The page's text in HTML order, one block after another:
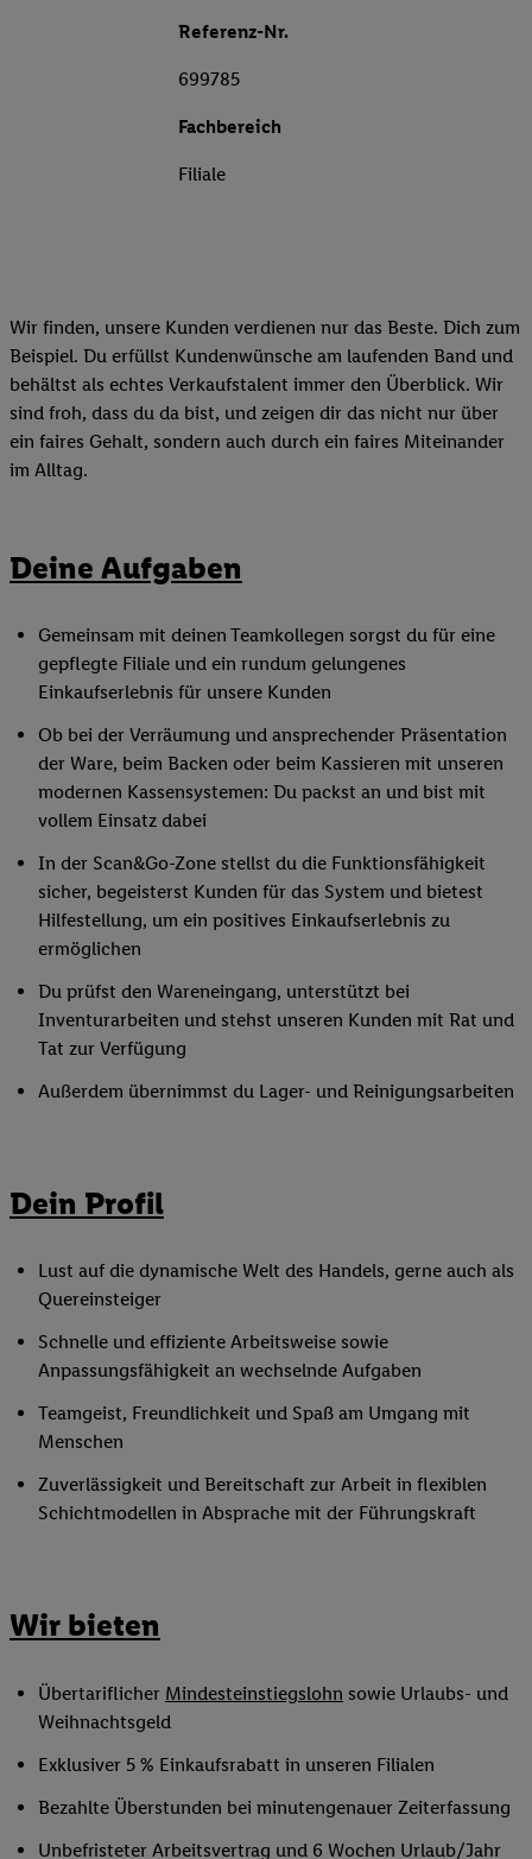
Referenz-Nr.
699785
Fachbereich
Filiale
Wir finden, unsere Kunden verdienen nur das Beste. Dich zum
Beispiel. Du erfüllst Kundenwünsche am laufenden Band und
behältst als echtes Verkaufstalent immer den Überblick. Wir
sind froh, dass du da bist, und zeigen dir das nicht nur über
ein faires Gehalt, sondern auch durch ein faires Miteinander
im Alltag.
Deine Aufgaben
Gemeinsam mit deinen Teamkollegen sorgst du für eine
gepflegte Filiale und ein rundum gelungenes
Einkaufserlebnis für unsere Kunden
Ob bei der Verräumung und ansprechender Präsentation
der Ware, beim Backen oder beim Kassieren mit unseren
modernen Kassensystemen: Du packst an und bist mit
vollem Einsatz dabei
In der Scan&Go-Zone stellst du die Funktionsfähigkeit
sicher, begeisterst Kunden für das System und bietest
Hilfestellung, um ein positives Einkaufserlebnis zu
ermöglichen
Du prüfst den Wareneingang, unterstützt bei
Inventurarbeiten und stehst unseren Kunden mit Rat und
Tat zur Verfügung
Außerdem übernimmst du Lager- und Reinigungsarbeiten
Dein Profil
Lust auf die dynamische Welt des Handels, gerne auch als
Quereinsteiger
Schnelle und effiziente Arbeitsweise sowie
Anpassungsfähigkeit an wechselnde Aufgaben
Teamgeist, Freundlichkeit und Spaß am Umgang mit
Menschen
Zuverlässigkeit und Bereitschaft zur Arbeit in flexiblen
Schichtmodellen in Absprache mit der Führungskraft
Wir bieten
Übertariflicher Mindesteinstiegslohn sowie Urlaubs- und
Weihnachtsgeld
Exklusiver 5 % Einkaufsrabatt in unseren Filialen
Bezahlte Überstunden bei minutengenauer Zeiterfassung
Unbefristeter Arbeitsvertrag und 6 Wochen Urlaub/Jahr